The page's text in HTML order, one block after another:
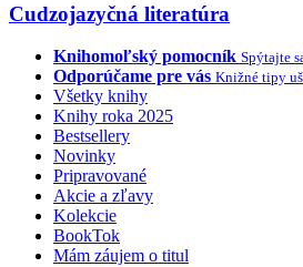
Cudzojazyčná literatúra
Knihomoľský pomocník Spýtajte
Odporúčame pre vás Knižné tipy
Všetky knihy
Knihy roka 2025
Bestsellery
Novinky
Pripravované
Akcie a zľavy
Kolekcie
BookTok
Mám záujem o titul